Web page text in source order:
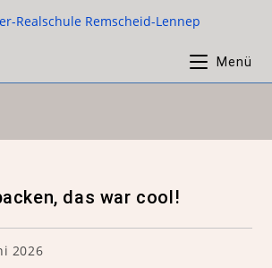
Menü
das war cool!
2026